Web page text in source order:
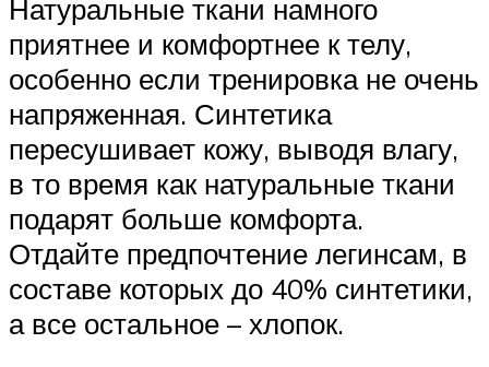
Натуральные ткани намного
приятнее и комфортнее к телу,
особенно если тренировка не очень
напряженная. Синтетика
пересушивает кожу, выводя влагу,
в то время как натуральные ткани
подарят больше комфорта.
Отдайте предпочтение легинсам, в
составе которых до 40% синтетики,
а все остальное – хлопок.